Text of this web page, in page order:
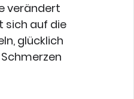
verändert
sich auf die
glücklich